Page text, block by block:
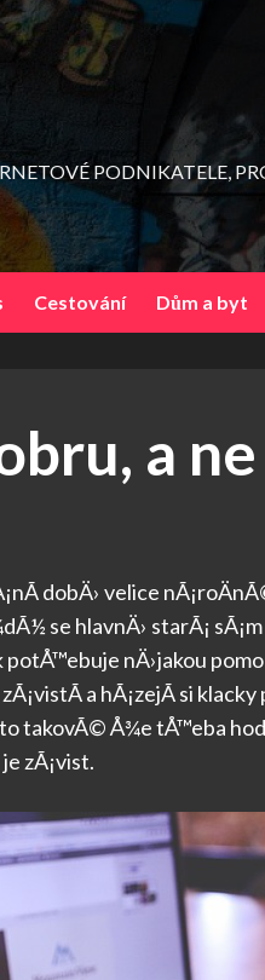
PODNIKATELE,
Cestování Dům a byt
a
dobÄ› velice
se hlavnÄ› starÃ¡
nÄ›jakou
a hÃ¡zejÃ­ si
takovÃ© Å¾e tÅ™eba
zÃ¡vist.